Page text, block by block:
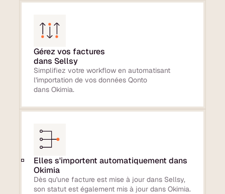
Gérez vos factures
dans Sellsy
Simplifiez votre workflow en automatisant
l'importation de vos données Qonto
dans Okimia.
Elles s'importent automatiquement dans
Okimia
Dès qu'une facture est mise à jour dans Sellsy,
son statut est également mis à jour dans Okimia.